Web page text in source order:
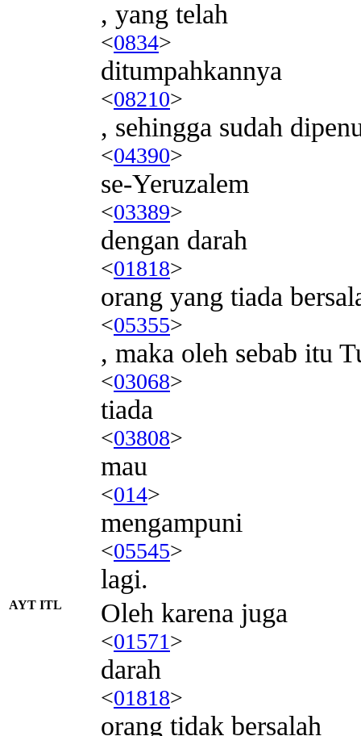
, yang telah
<0834>
ditumpahkannya
<08210>
, sehingga sudah
<04390>
se-Yeruzalem
<03389>
dengan darah
<01818>
orang yang tiada
<05355>
, maka oleh sebab itu
<03068>
tiada
<03808>
mau
<014>
mengampuni
<05545>
lagi.
AYT ITL Oleh karena juga
<01571>
darah
<01818>
orang tidak bersalah